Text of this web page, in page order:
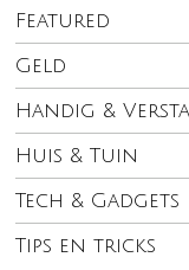
Featured
Geld
Handig &
Huis & Tuin
Tech & Gadgets
Tips en tricks